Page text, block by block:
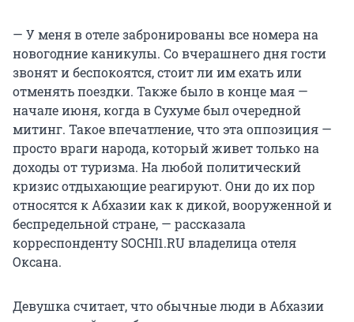
— У меня в отеле забронированы все номера на
новогодние каникулы. Со вчерашнего дня гости
звонят и беспокоятся, стоит ли им ехать или
отменять поездки. Также было в конце мая —
начале июня, когда в Сухуме был очередной
митинг. Такое впечатление, что эта оппозиция —
просто враги народа, который живет только на
доходы от туризма. На любой политический
кризис отдыхающие реагируют. Они до их пор
относятся к Абхазии как к дикой, вооруженной и
беспредельной стране, — рассказала
корреспонденту SOCHI1.RU владелица отеля
Оксана.
Девушка считает, что обычные люди в Абхазии